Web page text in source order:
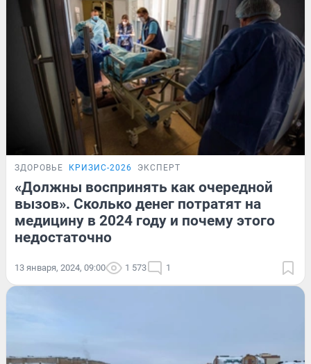
ЗДОРОВЬЕ КРИЗИС-2026 ЭКСПЕРТ
«Должны воспринять как очередной
вызов». Сколько денег потратят на
медицину в 2024 году и почему этого
недостаточно
13 января, 2024, 09:00 1 573 1